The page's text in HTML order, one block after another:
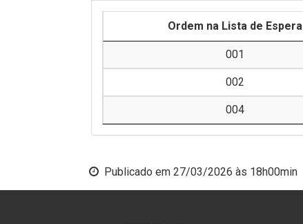
Ordem na Lista de Espera
001
002
004
Publicado em 27/03/2026 às 18h00min